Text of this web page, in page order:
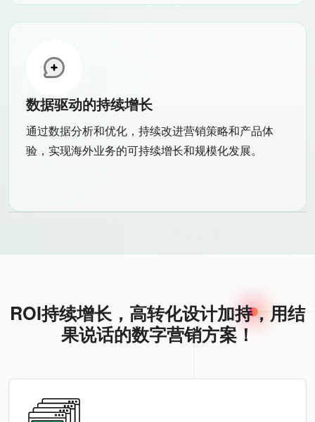
数据驱动的持续增长
通过数据分析和优化，持续改进营销策略和产品体
验，实现海外业务的可持续增长和规模化发展。
ROI持续增长，高转化设计加持，用结
果说话的数字营销方案！